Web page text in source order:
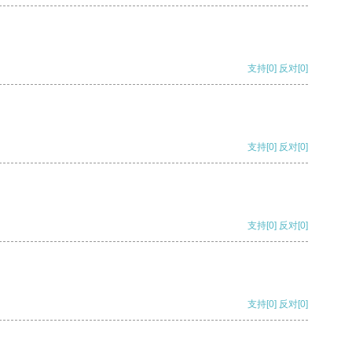
支持[0] 反对[0]
支持[0] 反对[0]
支持[0] 反对[0]
支持[0] 反对[0]